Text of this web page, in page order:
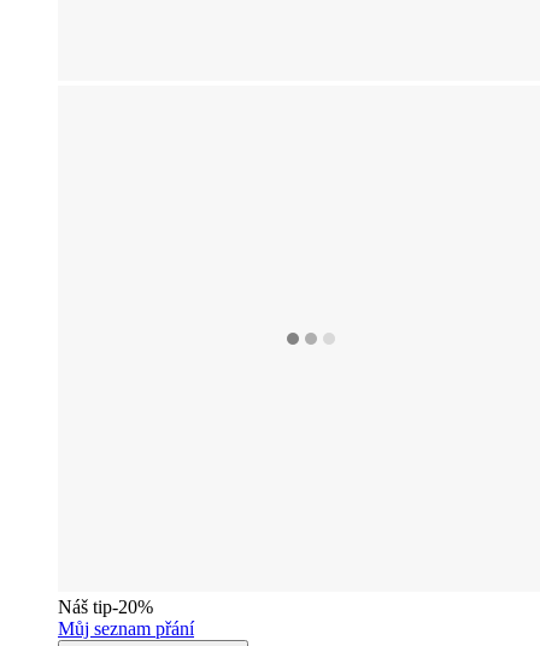
Náš tip-20%
Můj seznam přání